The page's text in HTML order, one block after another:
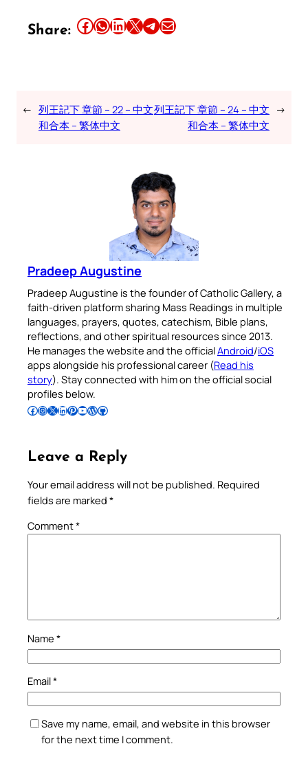
Share: Share this article on Facebook Share this article on WhatsApp Share this article on LinkedIn Share this article on X Share this article on TelegramEmail this Article
← 列王記下 章節 – 22 – 中文
和合本 – 繁体中文
列王記下 章節 – 24 – 中文
和合本 – 繁体中文
→
Pradeep Augustine
Pradeep Augustine is the founder of Catholic Gallery, a
faith-driven platform sharing Mass Readings in multiple
languages, prayers, quotes, catechism, Bible plans,
reflections, and other spiritual resources since 2013.
He manages the website and the officialAndroid/iOS
apps alongside his professional career (Read his
story). Stay connected with him on the official social
profiles below.
Follow Pradeep on Facebook Follow Pradeep on InstagramFollow Pradeep on X Follow Pradeep on LinkedIn Follow Pradeep on Pinterest Subscribe to Pradeep’s Youtube Channel Follow Pradeep on WordPress Follow Pradeep on GitHub
Leave a Reply
Your email address will not be published. Required
fields are marked *
Comment*
Name *
Email*
Save my name, email, and website in this browser
for the next time I comment.